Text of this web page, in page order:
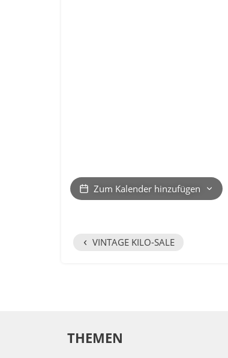
Zum Kalender hinzufügen
‹ VINTAGE KILO-SALE
THEMEN